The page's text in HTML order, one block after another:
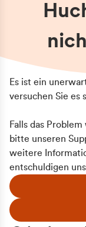
Es ist ein
versuchen Sie es
Falls das
bitte unseren
weitere
entschuldigen